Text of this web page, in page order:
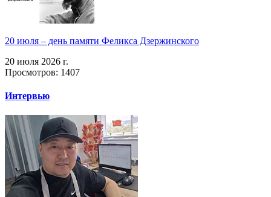
20 июля – день памяти Феликса Дзержинского
20 июля 2026 г.
Просмотров: 1407
Интервью